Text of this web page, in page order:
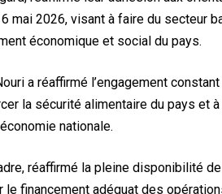
mai 2026, visant à faire du secteur
économique et social du pays.
a réaffirmé l’engagement
la sécurité alimentaire du pays et
nationale.
réaffirmé la pleine disponibilité
le financement adéquat des